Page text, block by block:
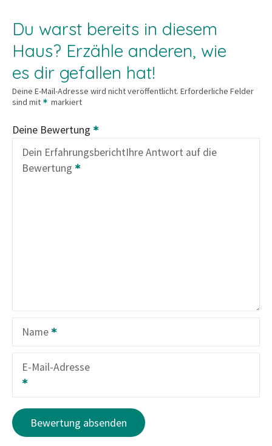
Du warst bereits in diesem
Haus? Erzähle anderen, wie
es dir gefallen hat!
Deine E-Mail-Adresse wird nicht veröffentlicht. Erforderliche Felder
sind mit
markiert
Deine Bewertung
Dein ErfahrungsberichtIhre Antwort auf die
Bewertung
Name
E-Mail-Adresse